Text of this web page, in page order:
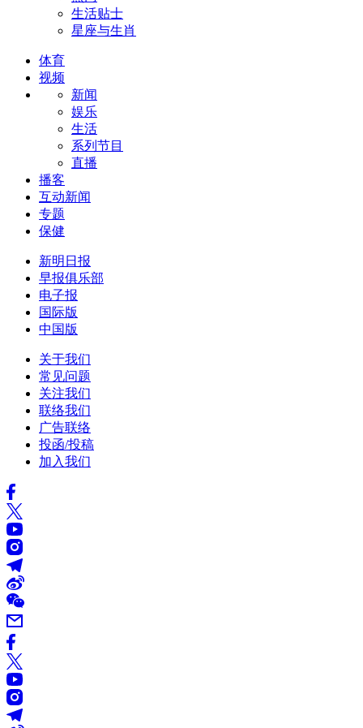
生活贴士
星座与生肖
体育
视频
新闻
娱乐
生活
系列节目
直播
播客
互动新闻
专题
保健
新明日报
早报俱乐部
电子报
国际版
中国版
关于我们
常见问题
关注我们
联络我们
广告联络
投函/投稿
加入我们